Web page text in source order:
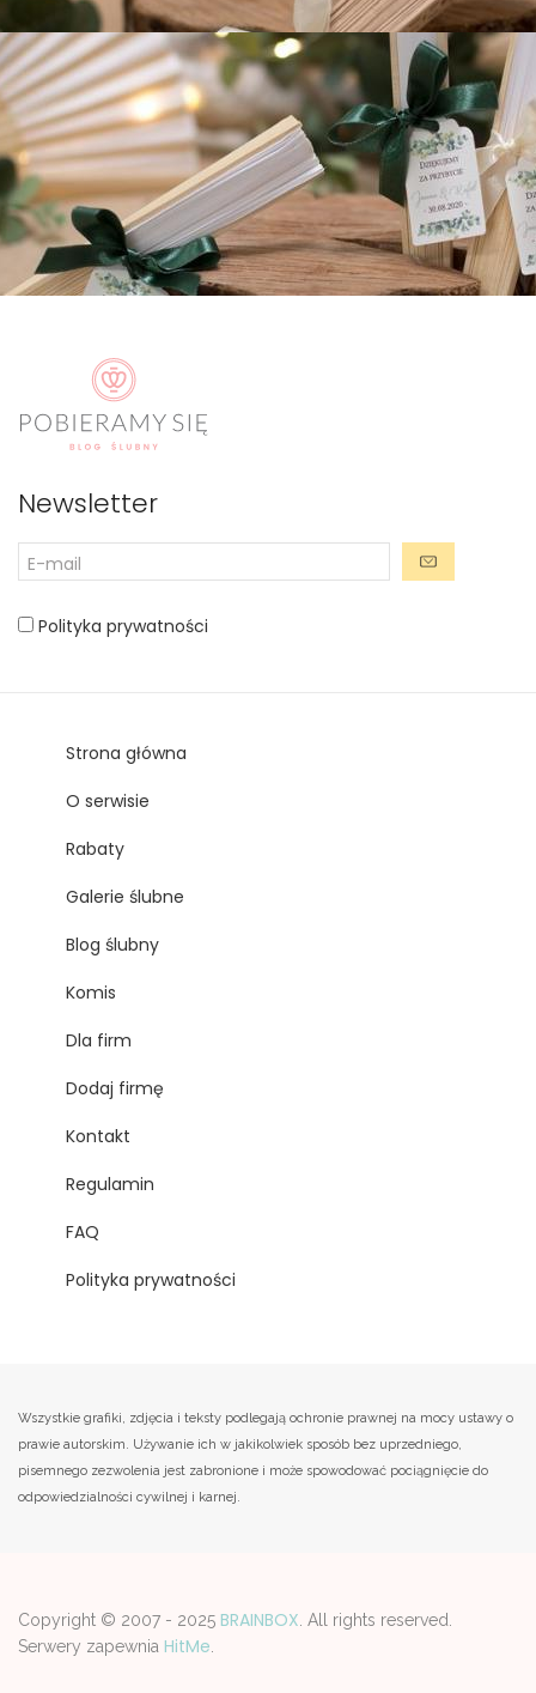
Newsletter
Polityka prywatności
Strona główna
O serwisie
Rabaty
Galerie ślubne
Blog ślubny
Komis
Dla firm
Dodaj firmę
Kontakt
Regulamin
FAQ
Polityka prywatności
Wszystkie grafiki, zdjęcia i teksty podlegają ochronie prawnej na mocy ustawy o
prawie autorskim. Używanie ich w jakikolwiek sposób bez uprzedniego,
pisemnego zezwolenia jest zabronione i może spowodować pociągnięcie do
odpowiedzialności cywilnej i karnej.
Copyright © 2007 - 2025 BRAINBOX. All rights reserved.
Serwery zapewnia HitMe.